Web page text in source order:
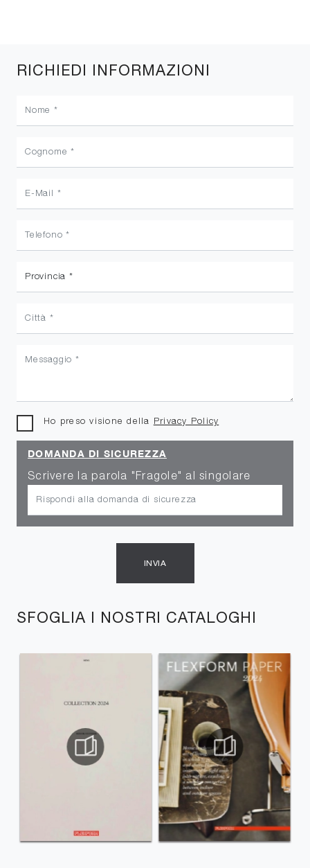
SFOGLIA I NOSTRI CATALOGHI
RICHIEDI INFORMAZIONI
Ho preso visione della Privacy Policy
DOMANDA DI SICUREZZA
Scrivere la parola "Fragole" al singolare
INVIA